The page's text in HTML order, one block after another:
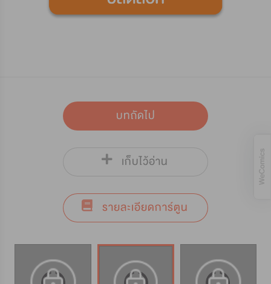
บทถัดไป
เก็บไว้อ่าน
รายละเอียดการ์ตูน